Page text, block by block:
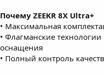
Почему ZEEKR 8X Ultra+
• Максимальная
• Флагманские
оснащения
• Полный контроль